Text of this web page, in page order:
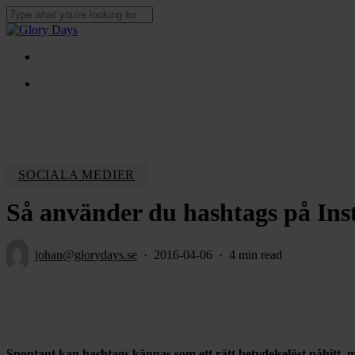
Skip
to
content
Close
Menu
SOCIALA MEDIER
Så använder du hashtags på
johan@glorydays.se 2016-04-06 4 min read